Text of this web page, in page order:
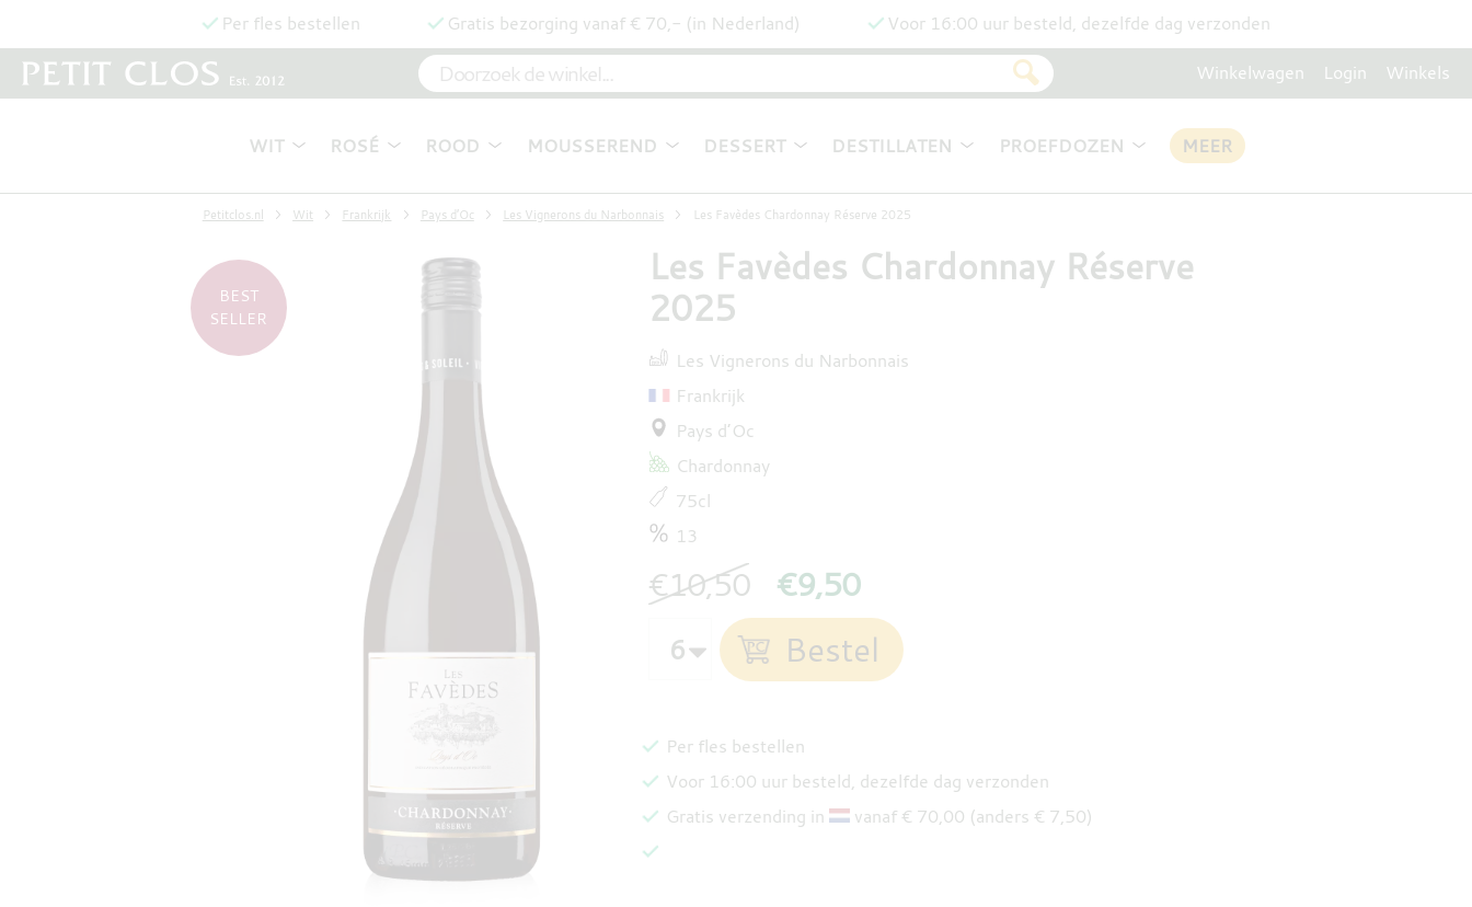
Per fles bestellen Gratis bezorging vanaf € 70,- (in Nederland) Voor 16:00 uur besteld, dezelfde dag verzonden
Winkelwagen Login Winkels
WIT ROSÉ ROOD MOUSSEREND DESSERT DESTILLATEN PROEFDOZEN MEER
Petitclos.nl Wit Frankrijk Pays d’Oc Les Vignerons du Narbonnais Les Favèdes Chardonnay Réserve 2025
BEST
SELLER
Les Favèdes Chardonnay Réserve
2025
Les Vignerons du Narbonnais
Frankrijk
Pays d’Oc
Chardonnay
75cl
13
€10,50 €9,50
Per fles bestellen
Voor 16:00 uur besteld, dezelfde dag verzonden
Gratis verzending in
vanaf € 70,00 (anders € 7,50)